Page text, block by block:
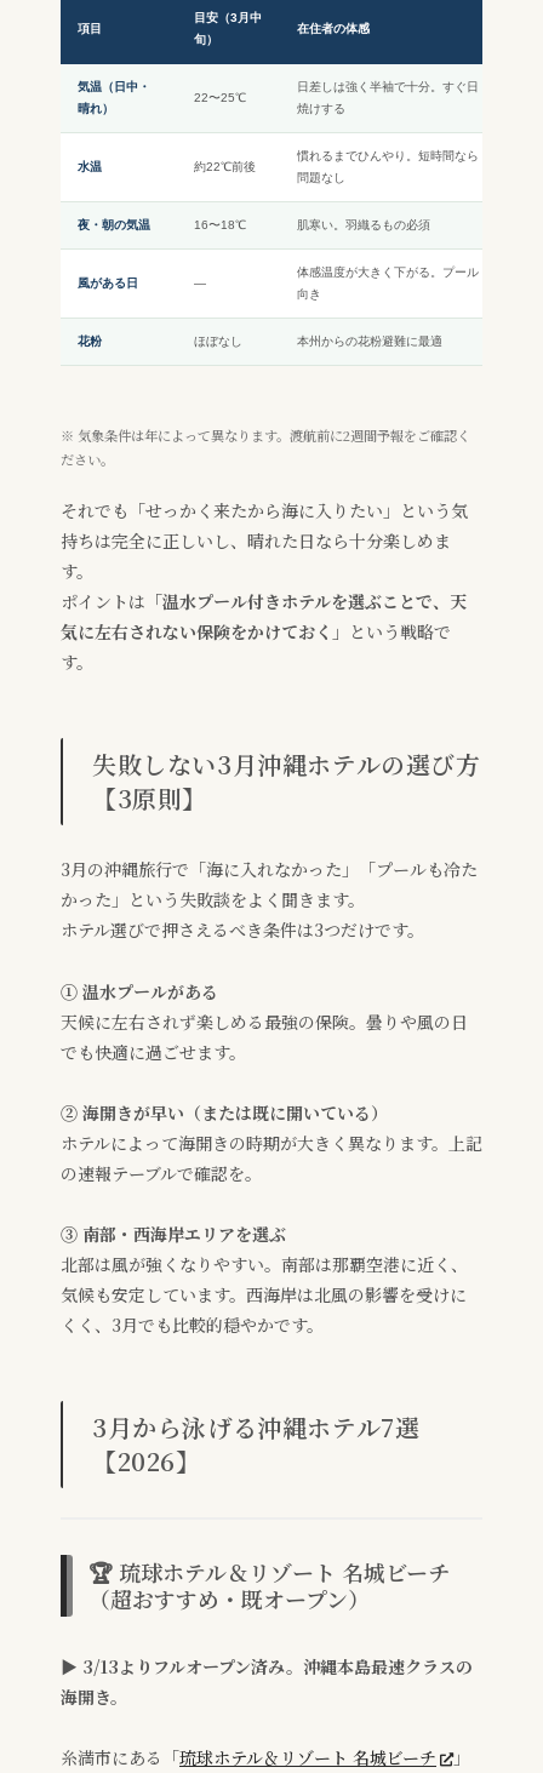
項目
目安（3月中
旬）
在住者の体感
気温（日中・
晴れ）
22〜25℃
日差しは強く半袖で十分。すぐ日
焼けする
水温 約22℃前後
慣れるまでひんやり。短時間なら
問題なし
夜・朝の気温 16〜18℃ 肌寒い。羽織るもの必須
風がある日 —
体感温度が大きく下がる。プール
向き
花粉 ほぼなし 本州からの花粉避難に最適
※ 気象条件は年によって異なります。渡航前に2週間予報をご確認く
ださい。
それでも「せっかく来たから海に入りたい」という気
持ちは完全に正しいし、晴れた日なら十分楽しめま
す。
ポイントは 「温水プール付きホテルを選ぶことで、天
気に左右されない保険をかけておく」 という戦略で
す。
失敗しない3月沖縄ホテルの選び方
【3原則】
3月の沖縄旅行で「海に入れなかった」「プールも冷た
かった」という失敗談をよく聞きます。
ホテル選びで押さえるべき条件は3つだけです。
① 温水プールがある
天候に左右されず楽しめる最強の保険。曇りや風の日
でも快適に過ごせます。
② 海開きが早い（または既に開いている）
ホテルによって海開きの時期が大きく異なります。上記
の速報テーブルで確認を。
③ 南部・西海岸エリアを選ぶ
北部は風が強くなりやすい。南部は那覇空港に近く、
気候も安定しています。西海岸は北風の影響を受けに
くく、3月でも比較的穏やかです。
3月から泳げる沖縄ホテル7選
【2026】
🏆 琉球ホテル＆リゾート 名城ビーチ
（超おすすめ・既オープン）
▶ 3/13よりフルオープン済み。沖縄本島最速クラスの
海開き。
糸満市にある「琉球ホテル＆リゾート 名城ビーチ
」